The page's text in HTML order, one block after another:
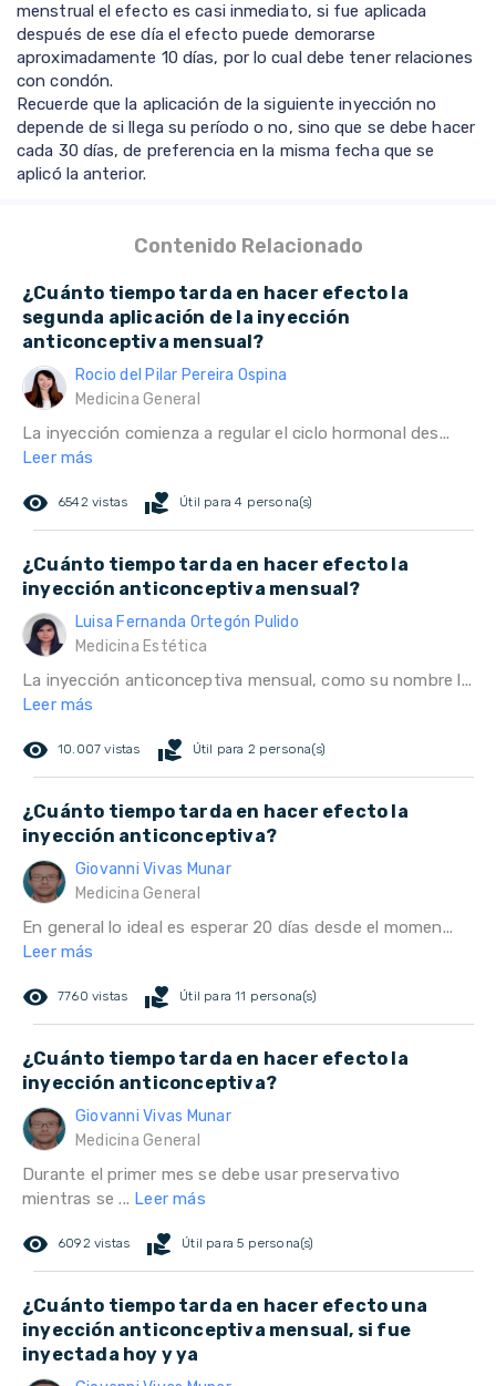
menstrual el efecto es casi inmediato, si fue aplicada
después de ese día el efecto puede demorarse
aproximadamente 10 días, por lo cual debe tener relaciones
con condón.
Recuerde que la aplicación de la siguiente inyección no
depende de si llega su período o no, sino que se debe hacer
cada 30 días, de preferencia en la misma fecha que se
aplicó la anterior.
Contenido Relacionado
¿Cuánto tiempo tarda en hacer efecto la
segunda aplicación de la inyección
anticonceptiva mensual?
Rocio del Pilar Pereira Ospina
Medicina General
La inyección comienza a regular el ciclo hormonal des...
Leer más
remove_red_eye 6542 vistas volunteer_activism Útil para 4 persona(s)
¿Cuánto tiempo tarda en hacer efecto la
inyección anticonceptiva mensual?
Luisa Fernanda Ortegón Pulido
Medicina Estética
La inyección anticonceptiva mensual, como su nombre l...
Leer más
remove_red_eye 10.007 vistas volunteer_activism Útil para 2 persona(s)
¿Cuánto tiempo tarda en hacer efecto la
inyección anticonceptiva?
Giovanni Vivas Munar
Medicina General
En general lo ideal es esperar 20 días desde el momen...
Leer más
remove_red_eye 7760 vistas volunteer_activism Útil para 11 persona(s)
¿Cuánto tiempo tarda en hacer efecto la
inyección anticonceptiva?
Giovanni Vivas Munar
Medicina General
Durante el primer mes se debe usar preservativo
mientras se ... Leer más
remove_red_eye 6092 vistas volunteer_activism Útil para 5 persona(s)
¿Cuánto tiempo tarda en hacer efecto una
inyección anticonceptiva mensual, si fue
inyectada hoy y ya